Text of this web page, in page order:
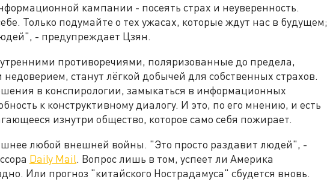
кампании - посеять страх и неуверенность.
Только подумайте о тех ужасах, которые ждут нас в будущем;
- предупреждает Цзян.
противоречиями, поляризованные до предела,
станут лёгкой добычей для собственных страхов.
в конспирологии, замыкаться в информационных
к конструктивному диалогу. И это, по его мнению, и есть
изнутри общество, которое само себя пожирает.
любой внешней войны. "Это просто раздавит людей", -
Daily Mail. Вопрос лишь в том, успеет ли Америка
Или прогноз "китайского Нострадамуса" сбудется вновь.